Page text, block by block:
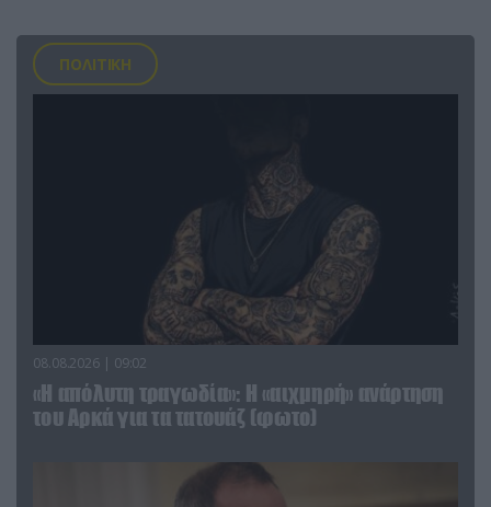
ΠΟΛΙΤΙΚΗ
08.08.2026 | 09:02
«Η απόλυτη τραγωδία»: Η «αιχμηρή» ανάρτηση
του Αρκά για τα τατουάζ (φωτο)